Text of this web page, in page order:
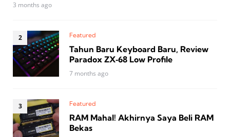
3 months ago
Featured
Tahun Baru Keyboard Baru, Review
Paradox ZX‑68 Low Profile
7 months ago
Featured
RAM Mahal! Akhirnya Saya Beli RAM
Bekas